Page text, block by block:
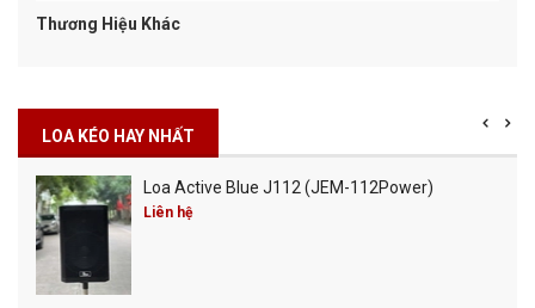
Thương Hiệu Khác
LOA KÉO HAY NHẤT
Loa Active Blue J112 (JEM-112Power)
Liên hệ